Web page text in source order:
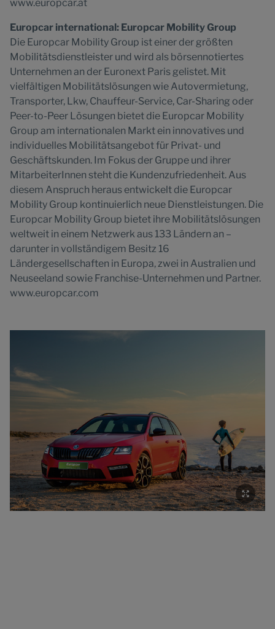
www.europcar.at
Europcar international: Europcar Mobility Group
Die Europcar Mobility Group ist einer der größten
Mobilitätsdienstleister und wird als börsennotiertes
Unternehmen an der Euronext Paris gelistet. Mit
vielfältigen Mobilitätslösungen wie Autovermietung,
Transporter, Lkw, Chauffeur-Service, Car-Sharing oder
Peer-to-Peer Lösungen bietet die Europcar Mobility
Group am internationalen Markt ein innovatives und
individuelles Mobilitätsangebot für Privat- und
Geschäftskunden. Im Fokus der Gruppe und ihrer
MitarbeiterInnen steht die Kundenzufriedenheit. Aus
diesem Anspruch heraus entwickelt die Europcar
Mobility Group kontinuierlich neue Dienstleistungen. Die
Europcar Mobility Group bietet ihre Mobilitätslösungen
weltweit in einem Netzwerk aus 133 Ländern an –
darunter in vollständigem Besitz 16
Ländergesellschaften in Europa, zwei in Australien und
Neuseeland sowie Franchise-Unternehmen und Partner.
www.europcar.com